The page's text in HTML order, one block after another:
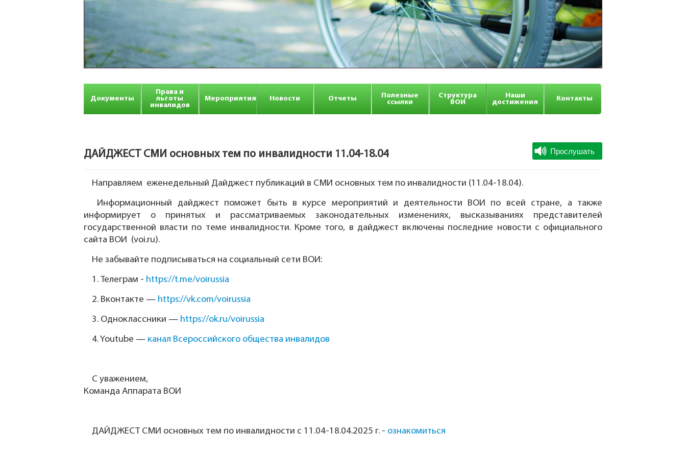
Документы
Права и
льготы
инвалидов
Мероприятия Новости Отчеты
Полезные
ссылки
Структура
ВОИ
Наши
достижения
Контакты
ДАЙДЖЕСТ СМИ основных тем по инвалидности 11.04-18.04
Направляем еженедельный Дайджест публикаций в СМИ основных тем по инвалидности (11.04-18.04).
Информационный дайджест поможет быть в курсе мероприятий и деятельности ВОИ по всей стране, а также
информирует о принятых и рассматриваемых законодательных изменениях, высказываниях представителей
государственной власти по теме инвалидности. Кроме того, в дайджест включены последние новости с официального
сайта ВОИ (voi.ru).
Не забывайте подписываться на социальный сети ВОИ:
1. Телеграм - https://t.me/voirussia
2. Вконтакте — https://vk.com/voirussia
3. Одноклассники — https://ok.ru/voirussia
4.Youtube — канал Всероссийского общества инвалидов
С уважением,
Команда Аппарата ВОИ
ДАЙДЖЕСТ СМИ основных тем по инвалидности с 11.04-18.04.2025 г. - ознакомиться